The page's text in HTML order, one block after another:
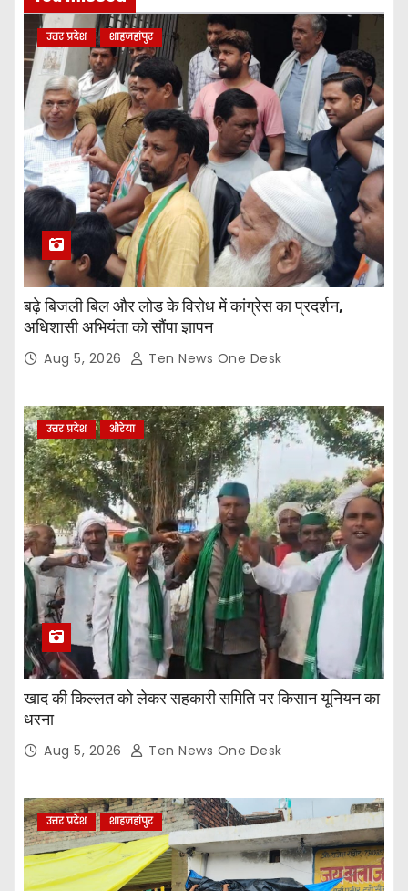
उत्तर प्रदेश शाहजहांपुर
बढ़े बिजली बिल और लोड के विरोध में कांग्रेस का प्रदर्शन,
अधिशासी अभियंता को सौंपा ज्ञापन
Aug 5, 2026 Ten News One Desk
उत्तर प्रदेश औरेया
खाद की किल्लत को लेकर सहकारी समिति पर किसान यूनियन का
धरना
Aug 5, 2026 Ten News One Desk
उत्तर प्रदेश शाहजहांपुर